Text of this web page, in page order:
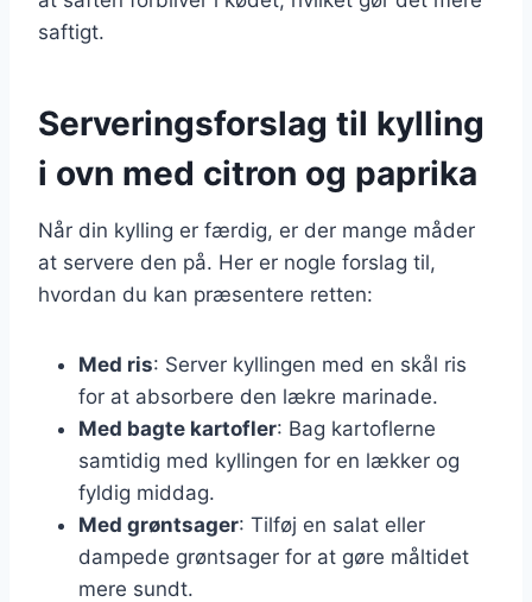
saftigt.
Serveringsforslag til kylling
i ovn med citron og paprika
Når din kylling er færdig, er der mange måder
at servere den på. Her er nogle forslag til,
hvordan du kan præsentere retten:
Med ris: Server kyllingen med en skål ris
for at absorbere den lækre marinade.
Med bagte kartofler: Bag kartoflerne
samtidig med kyllingen for en lækker og
fyldig middag.
Med grøntsager: Tilføj en salat eller
dampede grøntsager for at gøre måltidet
mere sundt.